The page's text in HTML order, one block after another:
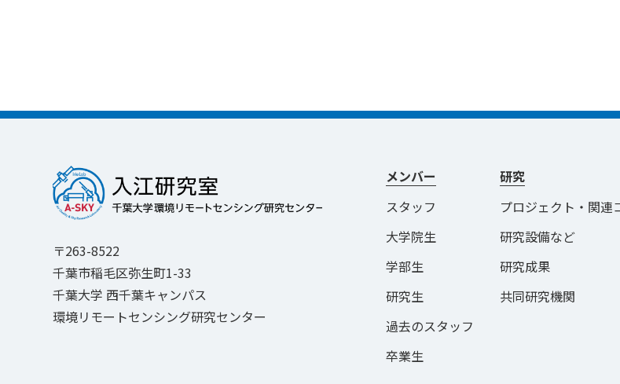
〒263-8522
千葉市稲毛区弥生町1-33
千葉大学 西千葉キャンパス
環境リモートセンシング研究センター
メンバー
スタッフ
大学院生
学部生
研究生
過去のスタッフ
卒業生
研究
プロジェクト・関連
研究設備など
研究成果
共同研究機関